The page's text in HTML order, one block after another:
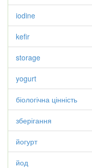
iodine
kefir
storage
yogurt
біологічна цінність
зберігання
йогурт
йод